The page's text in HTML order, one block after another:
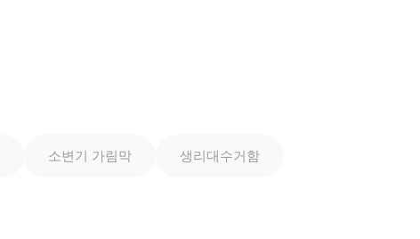
소변기 가림막 생리대수거함